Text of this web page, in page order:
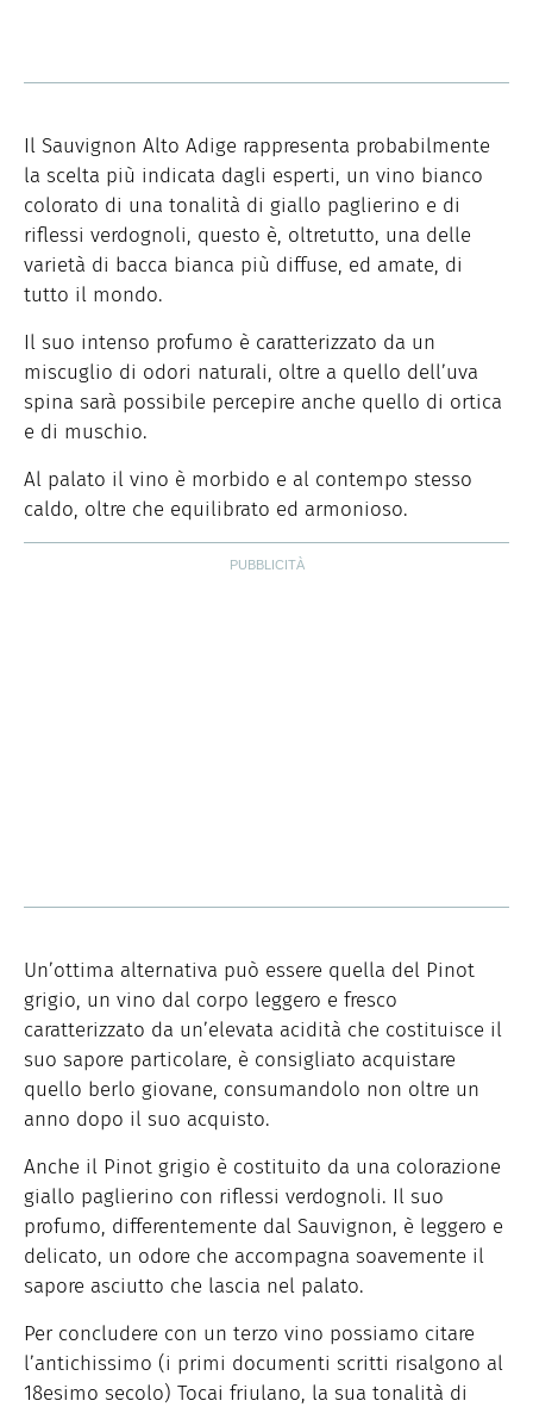
Il Sauvignon Alto Adige rappresenta probabilmente
la scelta più indicata dagli esperti, un vino bianco
colorato di una tonalità di giallo paglierino e di
riflessi verdognoli, questo è, oltretutto, una delle
varietà di bacca bianca più diffuse, ed amate, di
tutto il mondo.
Il suo intenso profumo è caratterizzato da un
miscuglio di odori naturali, oltre a quello dell’uva
spina sarà possibile percepire anche quello di ortica
e di muschio.
Al palato il vino è morbido e al contempo stesso
caldo, oltre che equilibrato ed armonioso.
Un’ottima alternativa può essere quella del Pinot
grigio, un vino dal corpo leggero e fresco
caratterizzato da un’elevata acidità che costituisce il
suo sapore particolare, è consigliato acquistare
quello berlo giovane, consumandolo non oltre un
anno dopo il suo acquisto.
Anche il Pinot grigio è costituito da una colorazione
giallo paglierino con riflessi verdognoli. Il suo
profumo, differentemente dal Sauvignon, è leggero e
delicato, un odore che accompagna soavemente il
sapore asciutto che lascia nel palato.
Per concludere con un terzo vino possiamo citare
l’antichissimo (i primi documenti scritti risalgono al
18esimo secolo) Tocai friulano, la sua tonalità di